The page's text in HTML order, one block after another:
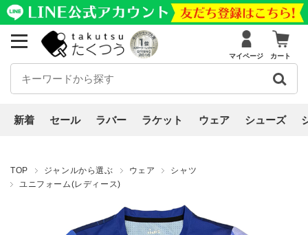
マイページ カート
新着 セール ラバー ラケット ウェア シューズ
TOP ジャンルから選ぶ ウェア
シャツ
ユニフォーム(レディース)